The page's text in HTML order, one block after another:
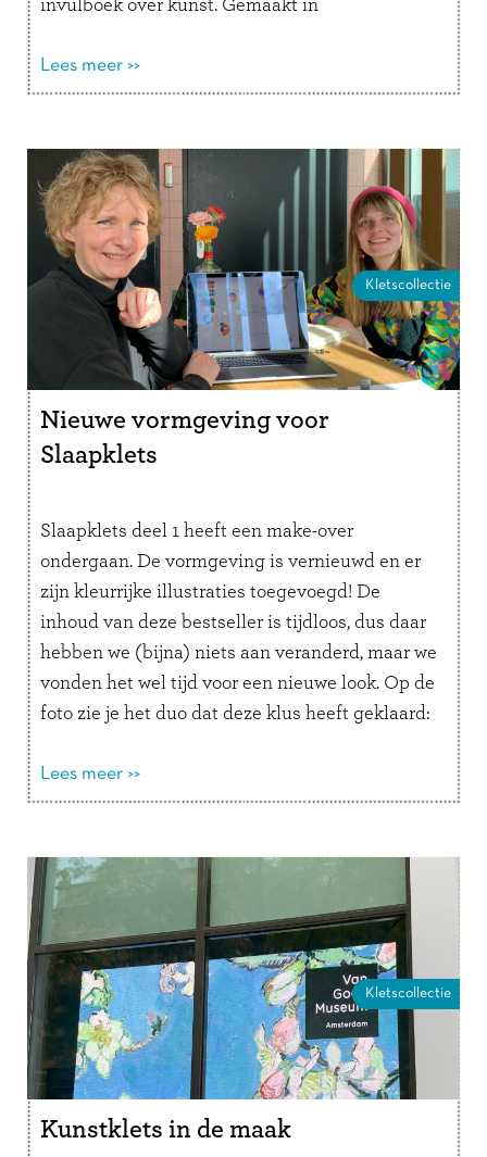
invulboek over kunst. Gemaakt in
Gogh Museum en Stedelijk …
Lees meer >>
Kletscollectie
Nieuwe vormgeving voor
Slaapklets
Slaapklets deel 1 heeft een make-over
ondergaan. De vormgeving is vernieuwd en er
zijn kleurrijke illustraties toegevoegd! De
inhoud van deze bestseller is tijdloos, dus daar
hebben we (bijna) niets aan veranderd, maar we
vonden het wel tijd voor een nieuwe look. Op de
foto zie je het duo dat deze klus heeft geklaard:
Lees meer >>
Kletscollectie
Kunstklets in de maak